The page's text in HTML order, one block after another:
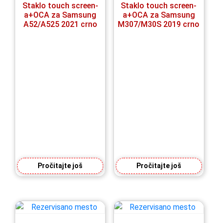
Staklo touch screen-
a+OCA za Samsung
A52/A525 2021 crno
Pročitajte još
Staklo touch screen-
a+OCA za Samsung
M307/M30S 2019 crno
Pročitajte još